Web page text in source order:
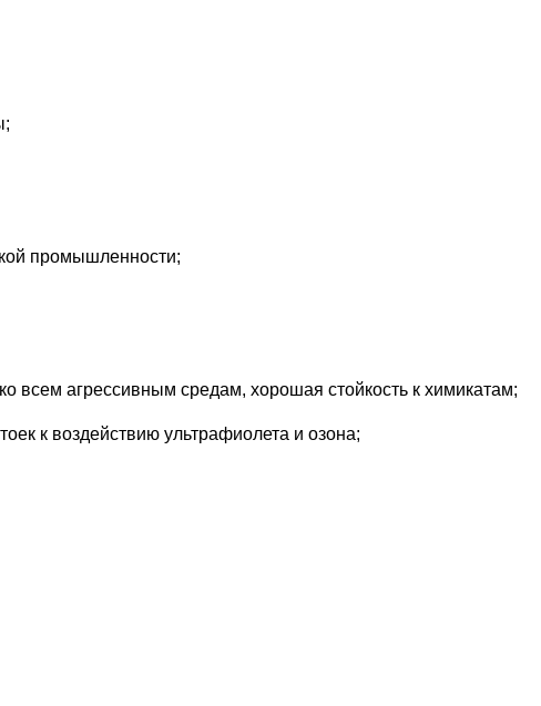
промышленности;
всем агрессивным средам, хорошая стойкость к химикатам;
к воздействию ультрафиолета и озона;